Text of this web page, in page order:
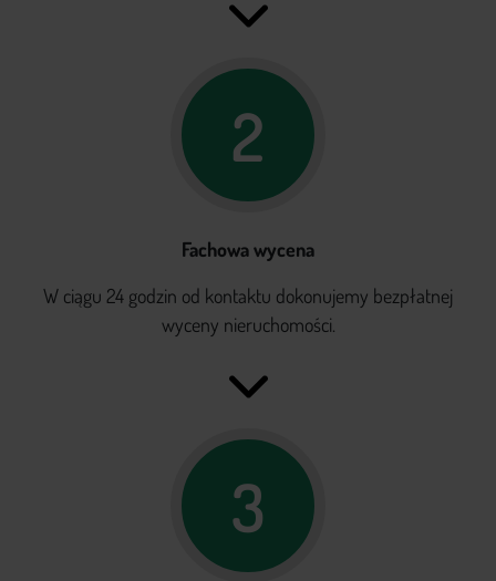
2
Fachowa wycena
W ciągu 24 godzin od kontaktu dokonujemy bezpłatnej
wyceny nieruchomości.
3